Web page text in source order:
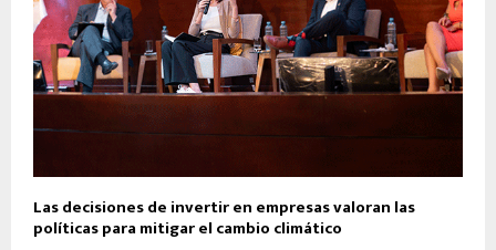
Las decisiones de invertir en empresas valoran las
políticas para mitigar el cambio climático